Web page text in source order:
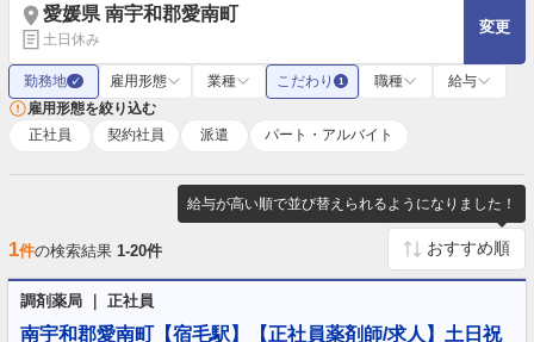
愛媛県 南宇和郡愛南町
土日休み
変更
勤務地 ✓ 雇用形態 業種 こだわり 1 職種
給与
雇用形態を絞り込む
正社員
契約社員 派遣 パート・アルバイト
給与が高い順で並び替えられるようになりました！
1件の検索結果 1-20件
調剤薬局 ｜ 正社員
南宇和郡愛南町【宿毛駅】【正社員薬剤師/求人】土日祝